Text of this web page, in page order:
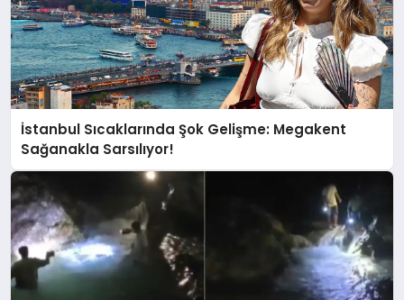
İstanbul Sıcaklarında Şok Gelişme: Megakent
Sağanakla Sarsılıyor!